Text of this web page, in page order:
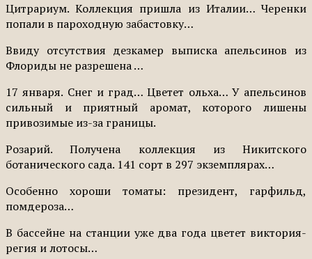
Цитрариум. Коллекция пришла из Италии… Черенки
попали в пароходную забастовку…
Ввиду отсутствия дезкамер выписка апельсинов из
Флориды не разрешена …
17 января. Снег и град… Цветет ольха… У апельсинов
сильный и приятный аромат, которого лишены
привозимые из-за границы.
Розарий. Получена коллекция из Никитского
ботанического сада. 141 сорт в 297 экземплярах…
Особенно хороши томаты: президент, гарфильд,
помдероза…
В бассейне на станции уже два года цветет виктория-
регия и лотосы…